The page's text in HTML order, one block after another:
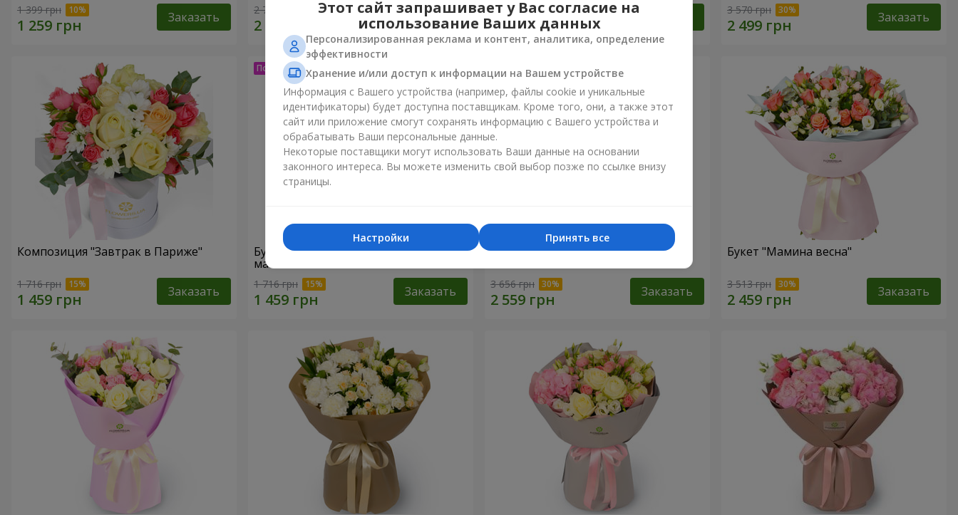
1 399 грн Заказать 2 749 грн Заказать 999 грн 3 570 грн Заказать
Композиция "Завтрак в Париже"
1 716 грн Заказать
Букет "Грезы" с конфетами "Любимой
маме"
1 716 грн Заказать
Композиция "Любимые глаза"
3 656 грн Заказать
Букет "Мамина весна"
3 513 грн Заказать
Этот сайт запрашивает у Вас согласие на
использование Ваших данных
Персонализированная реклама и контент, аналитика, определение
эффективности
Хранение и/или доступ к информации на Вашем устройстве
Информация с Вашего устройства (например, файлы cookie и уникальные
идентификаторы) будет доступна поставщикам. Кроме того, они, а также этот
сайт или приложение смогут сохранять информацию с Вашего устройства и
обрабатывать Ваши персональные данные.
Некоторые поставщики могут использовать Ваши данные на основании
законного интереса. Вы можете изменить свой выбор позже по ссылке внизу
страницы.
Принять все
Настройки